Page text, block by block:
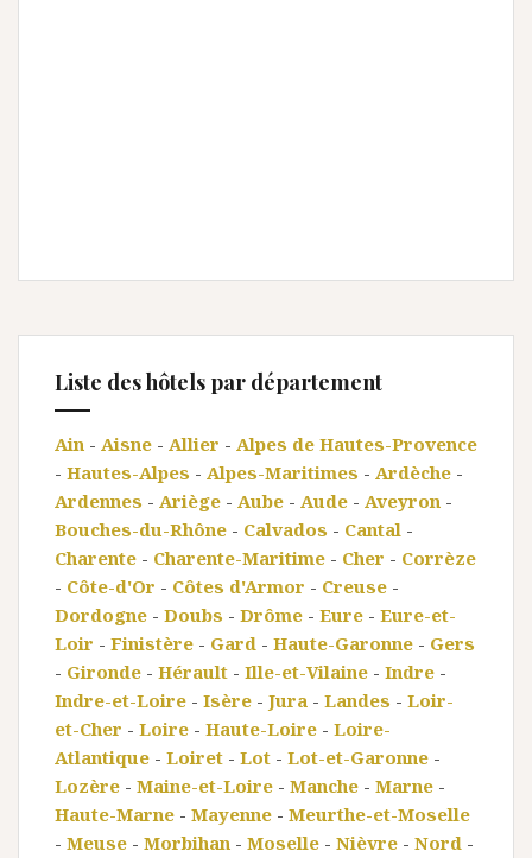
Liste des hôtels par département
Ain - Aisne - Allier - Alpes de Hautes-Provence
- Hautes-Alpes - Alpes-Maritimes - Ardèche -
Ardennes - Ariège - Aube - Aude - Aveyron -
Bouches-du-Rhône - Calvados - Cantal -
Charente - Charente-Maritime - Cher - Corrèze
- Côte-d'Or - Côtes d'Armor - Creuse -
Dordogne - Doubs - Drôme - Eure - Eure-et-
Loir - Finistère - Gard - Haute-Garonne - Gers
- Gironde - Hérault - Ille-et-Vilaine - Indre -
Indre-et-Loire - Isère - Jura - Landes - Loir-
et-Cher - Loire - Haute-Loire - Loire-
Atlantique - Loiret - Lot - Lot-et-Garonne -
Lozère - Maine-et-Loire - Manche - Marne -
Haute-Marne - Mayenne - Meurthe-et-Moselle
- Meuse - Morbihan - Moselle - Nièvre - Nord -